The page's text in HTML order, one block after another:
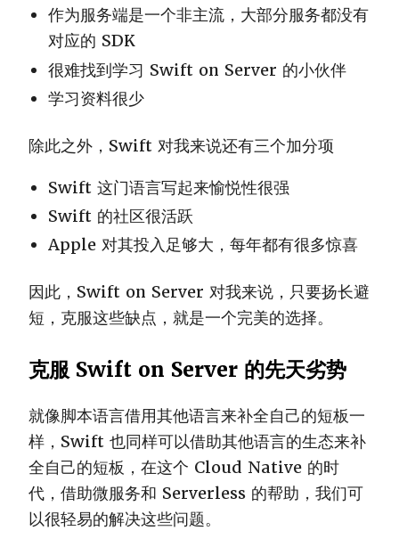
作为服务端是一个非主流，大部分服务都没有
对应的 SDK
很难找到学习 Swift on Server 的小伙伴
学习资料很少
除此之外，Swift 对我来说还有三个加分项
Swift 这门语言写起来愉悦性很强
Swift 的社区很活跃
Apple 对其投入足够大，每年都有很多惊喜
因此，Swift on Server 对我来说，只要扬长避
短，克服这些缺点，就是一个完美的选择。
克服 Swift on Server 的先天劣势
就像脚本语言借用其他语言来补全自己的短板一
样，Swift 也同样可以借助其他语言的生态来补
全自己的短板，在这个 Cloud Native 的时
代，借助微服务和 Serverless 的帮助，我们可
以很轻易的解决这些问题。